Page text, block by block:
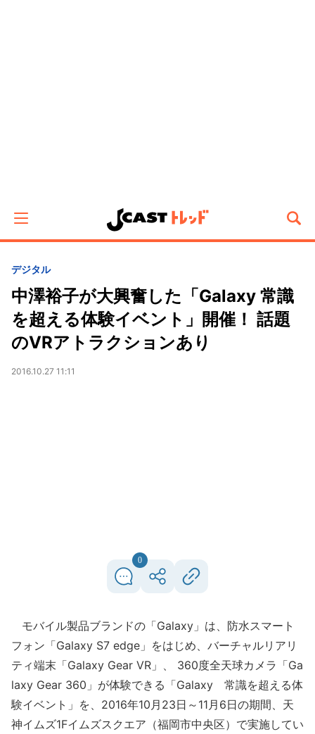
デジタル
中澤裕子が大興奮した「Galaxy 常識
を超える体験イベント」開催！ 話題
のVRアトラクションあり
2016.10.27 11:11
0
モバイル製品ブランドの「Galaxy」は、防水スマート
フォン「Galaxy S7 edge」をはじめ、バーチャルリアリ
ティ端末「Galaxy Gear VR」、 360度全天球カメラ「Ga
laxy Gear 360」が体験できる「Galaxy 常識を超える体
験イベント」を、2016年10月23日～11月6日の期間、天
神イムズ1Fイムズスクエア（福岡市中央区）で実施してい